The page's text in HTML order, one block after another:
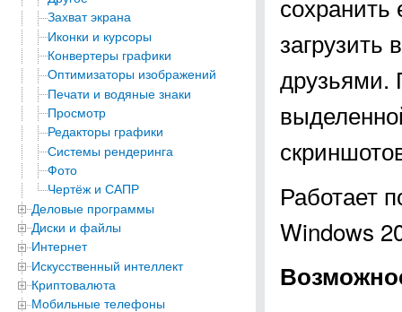
Захват экрана
Иконки и курсоры
Конвертеры графики
Оптимизаторы изображений
Печати и водяные знаки
Просмотр
Редакторы графики
Системы рендеринга
Фото
Чертёж и САПР
Деловые программы
Диски и файлы
Интернет
Искусственный интеллект
Криптовалюта
Мобильные телефоны
загрузить
друзьями.
Работает
Windows